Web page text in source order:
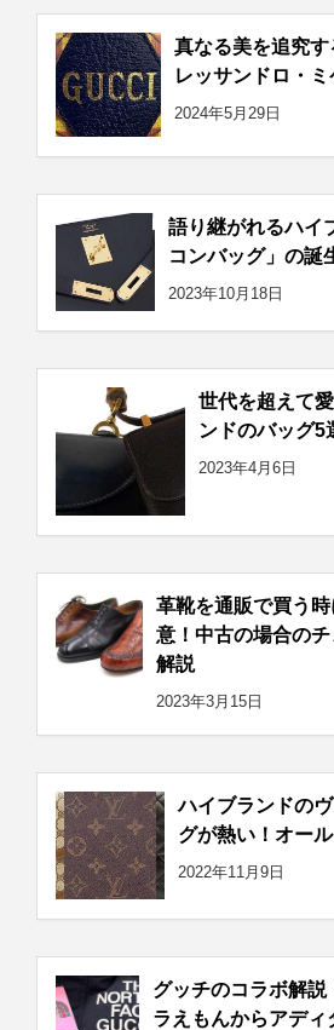
真なる美を追究
レッサンドロ・
2024年5月29日
語り継がれるハイ
コンバッグ」の誕
2023年10月18日
世代を超えて
ンドのバッグ5
2023年4月6日
革靴を通販で買う
意！中古の場合の
解説
2023年3月15日
ハイブランドの
グが熱い！オー
2022年11月9日
グッチのコラボ解説
ラえもんからアデ